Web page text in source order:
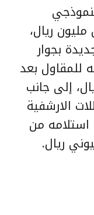
ريال،
بجوار
للمقاول بعد
إلى جانب
الارشفية
من
ريال.